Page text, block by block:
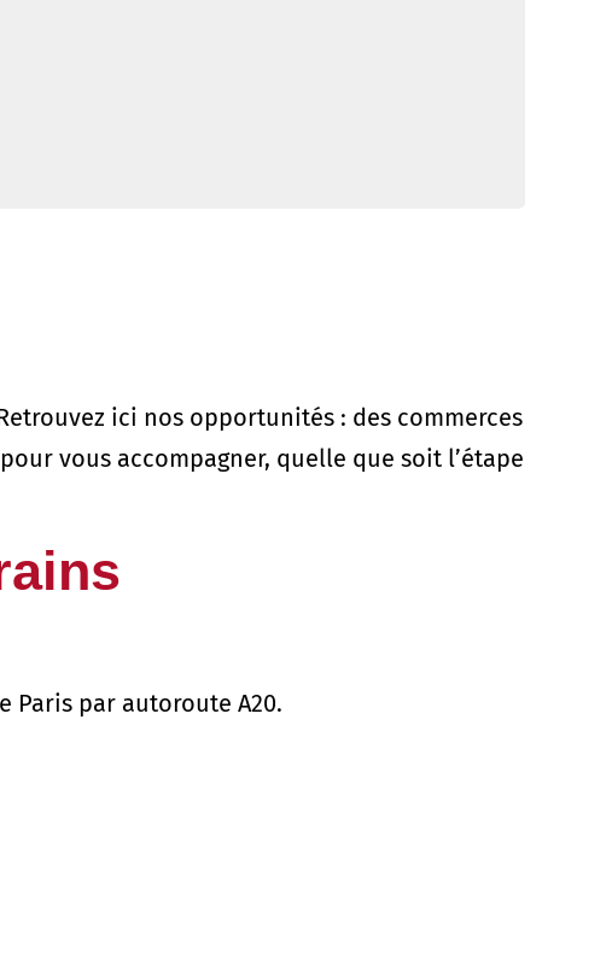
ici nos opportunités : des commerces
vous accompagner, quelle que soit l’étape
Paris par autoroute A20.